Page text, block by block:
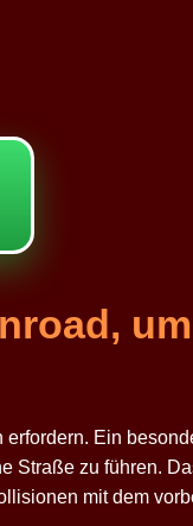
Ein
Straße zu führen.
mit dem